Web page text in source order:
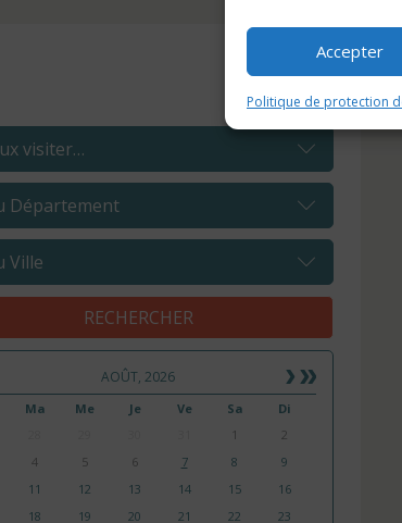
Accepter
Politique de protection
AOÛT, 2026
Ma Me Je Ve Sa
Di
1
2
4 5 6 7 8
9
11 12 13 14 15
16
18 19 20 21 22 23